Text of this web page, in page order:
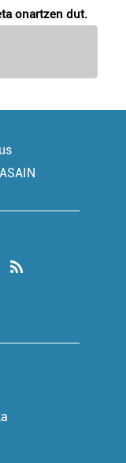
onartzen dut.